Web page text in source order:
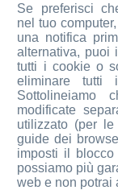
Se preferisci
nel tuo
una notifica
alternativa, puoi
tutti i cookie o
eliminare tutti
Sottolineiamo
modificate
utilizzato (per
guide dei
imposti il
possiamo più
web e non potrai